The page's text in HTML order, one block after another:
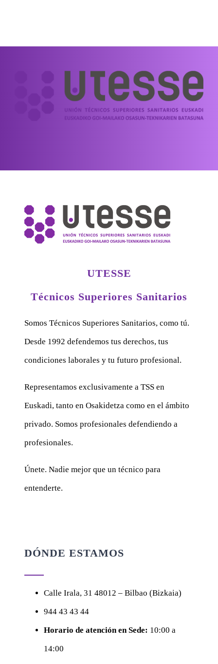
UTESSE
Técnicos Superiores Sanitarios
Somos Técnicos Superiores Sanitarios, como tú.
Desde 1992 defendemos tus derechos, tus
condiciones laborales y tu futuro profesional.
Representamos exclusivamente a TSS en
Euskadi, tanto en Osakidetza como en el ámbito
privado. Somos profesionales defendiendo a
profesionales.
Únete. Nadie mejor que un técnico para
entenderte.
DÓNDE ESTAMOS
Calle Irala, 31 48012 – Bilbao (Bizkaia)
944 43 43 44
Horario de atención en Sede: 10:00 a
14:00